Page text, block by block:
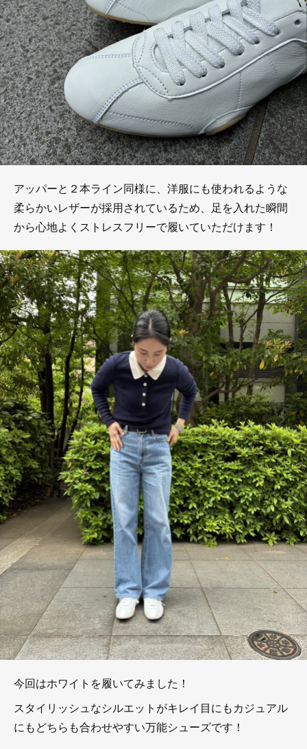
アッパーと２本ライン同様に、洋服にも使われるような
柔らかいレザーが採用されているため、足を入れた瞬間
から心地よくストレスフリーで履いていただけます！
今回はホワイトを履いてみました！
スタイリッシュなシルエットがキレイ目にもカジュアル
にもどちらも合わせやすい万能シューズです！